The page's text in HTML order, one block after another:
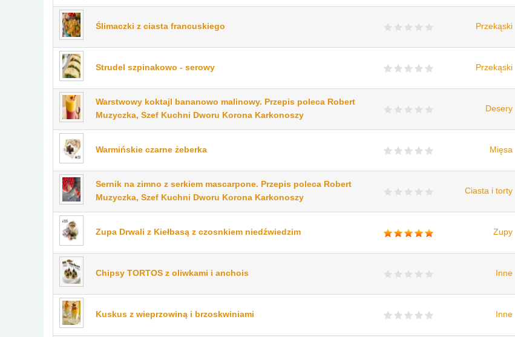
Ślimaczki z ciasta francuskiego Przekąski
Strudel szpinakowo - serowy Przekąski
Warstwowy koktajl bananowo malinowy. Przepis poleca Robert
Muzyczka, Szef Kuchni Dworu Korona Karkonoszy
Desery
Warmińskie czarne żeberka Mięsa
Sernik na zimno z serkiem mascarpone. Przepis poleca Robert
Muzyczka, Szef Kuchni Dworu Korona Karkonoszy
Ciasta i torty
Zupa Drwali z Kiełbasą z czosnkiem niedźwiedzim Zupy
Chipsy TORTOS z oliwkami i anchois Inne
Kuskus z wieprzowiną i brzoskwiniami Inne